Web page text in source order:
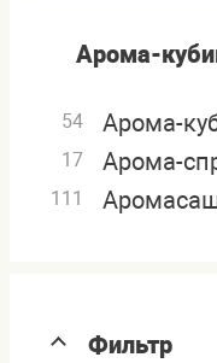
Арома-
54 Арома-
17 Арома-
111
Фильтр